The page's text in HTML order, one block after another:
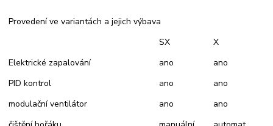
Provedení ve variantách a jejich výbava
SX
X
Elektrické zapalování
ano
ano
PID kontrol
ano
ano
modulační ventilátor
ano
ano